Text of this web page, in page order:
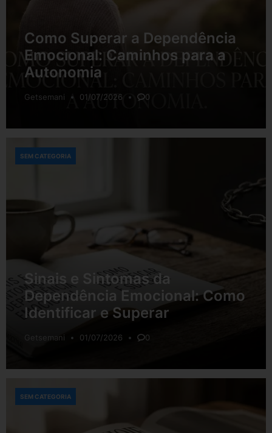
Como Superar a Dependência
Emocional: Caminhos para a
Autonomia
Getsemani 01/07/2026 0
Sinais e Sintomas da
Dependência Emocional: Como
Identificar e Superar
Getsemani 01/07/2026 0
SEM CATEGORIA
SEM CATEGORIA